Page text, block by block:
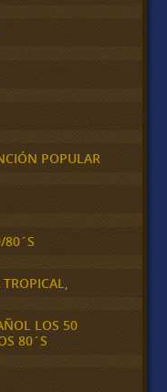
POPULAR
80´S
LOS 50
80´S